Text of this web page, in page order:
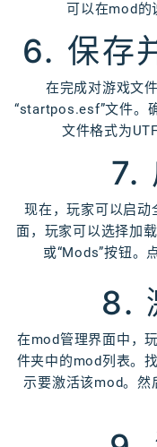
可以在mod的
6. 保存
在完成对游戏文
“startpos.esf”文件。
文件格式为
7.
现在，玩家可以启动
面，玩家可以选择加
或“Mods”按钮。
8.
在mod管理界面中，
件夹中的mod列表。
示要激活该mod。然